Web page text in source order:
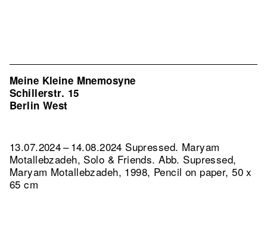
Meine Kleine Mnemosyne
Schillerstr. 15
Berlin West
13.07.2024 – 14.08.2024 Supressed. Maryam
Motallebzadeh, Solo & Friends.Abb. Supressed,
Maryam Motallebzadeh, 1998, Pencil on paper, 50 x
65 cm